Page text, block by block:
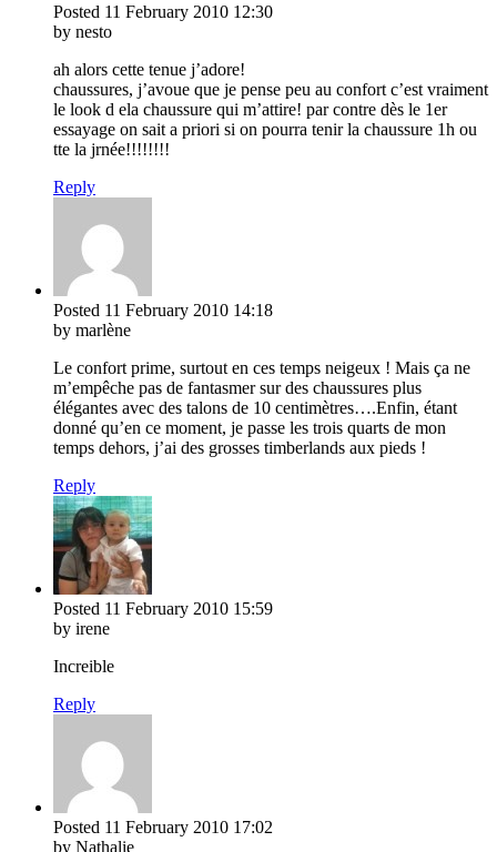
Posted 11 February 2010 12:30
by nesto
ah alors cette tenue j’adore!
chaussures, j’avoue que je pense peu au confort c’est vraiment
le look d ela chaussure qui m’attire! par contre dès le 1er
essayage on sait a priori si on pourra tenir la chaussure 1h ou
tte la jrnée!!!!!!!!
Reply
Posted 11 February 2010 14:18
by marlène
Le confort prime, surtout en ces temps neigeux ! Mais ça ne
m’empêche pas de fantasmer sur des chaussures plus
élégantes avec des talons de 10 centimètres….Enfin, étant
donné qu’en ce moment, je passe les trois quarts de mon
temps dehors, j’ai des grosses timberlands aux pieds !
Reply
Posted 11 February 2010 15:59
by irene
Increible
Reply
Posted 11 February 2010 17:02
by Nathalie